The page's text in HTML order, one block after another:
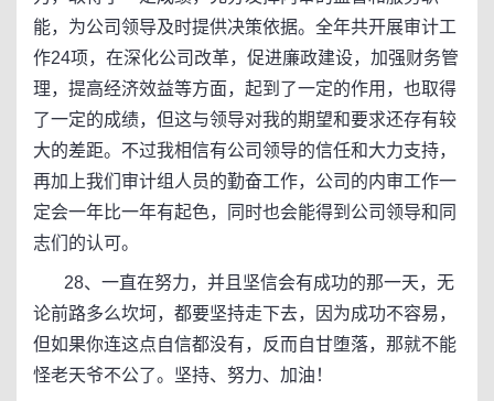
能，为公司领导及时提供决策依据。全年共开展审计工
作24项，在深化公司改革，促进廉政建设，加强财务管
理，提高经济效益等方面，起到了一定的作用，也取得
了一定的成绩，但这与领导对我的期望和要求还存有较
大的差距。不过我相信有公司领导的信任和大力支持，
再加上我们审计组人员的勤奋工作，公司的内审工作一
定会一年比一年有起色，同时也会能得到公司领导和同
志们的认可。
28、一直在努力，并且坚信会有成功的那一天，无
论前路多么坎坷，都要坚持走下去，因为成功不容易，
但如果你连这点自信都没有，反而自甘堕落，那就不能
怪老天爷不公了。坚持、努力、加油！